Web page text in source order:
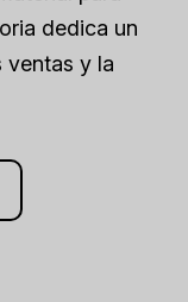
dedica un
ventas y la